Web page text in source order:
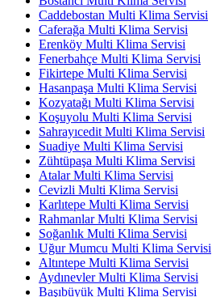
Caddebostan Multi Klima Servisi
Caferağa Multi Klima Servisi
Erenköy Multi Klima Servisi
Fenerbahçe Multi Klima Servisi
Fikirtepe Multi Klima Servisi
Hasanpaşa Multi Klima Servisi
Kozyatağı Multi Klima Servisi
Koşuyolu Multi Klima Servisi
Sahrayıcedit Multi Klima Servisi
Suadiye Multi Klima Servisi
Zühtüpaşa Multi Klima Servisi
Atalar Multi Klima Servisi
Cevizli Multi Klima Servisi
Karlıtepe Multi Klima Servisi
Rahmanlar Multi Klima Servisi
Soğanlık Multi Klima Servisi
Uğur Mumcu Multi Klima Servisi
Altıntepe Multi Klima Servisi
Aydınevler Multi Klima Servisi
Başıbüyük Multi Klima Servisi